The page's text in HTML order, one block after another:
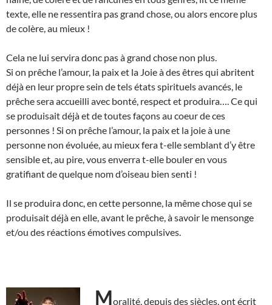
texte, elle ne ressentira pas grand chose, ou alors encore plus
de colère, au mieux !
Cela ne lui servira donc pas à grand chose non plus.
Si on prêche l’amour, la paix et la Joie à des êtres qui abritent
déjà en leur propre sein de tels états spirituels avancés, le
prêche sera accueilli avec bonté, respect et produira…. Ce qui
se produisait déjà et de toutes façons au coeur de ces
personnes ! Si on prêche l’amour, la paix et la joie à une
personne non évoluée, au mieux fera t-elle semblant d’y être
sensible et, au pire, vous enverra t-elle bouler en vous
gratifiant de quelque nom d’oiseau bien senti !
Il se produira donc, en cette personne, la même chose qui se
produisait déjà en elle, avant le prêche, à savoir le mensonge
et/ou des réactions émotives compulsives.
Moralité, depuis des siècles, ont écrit